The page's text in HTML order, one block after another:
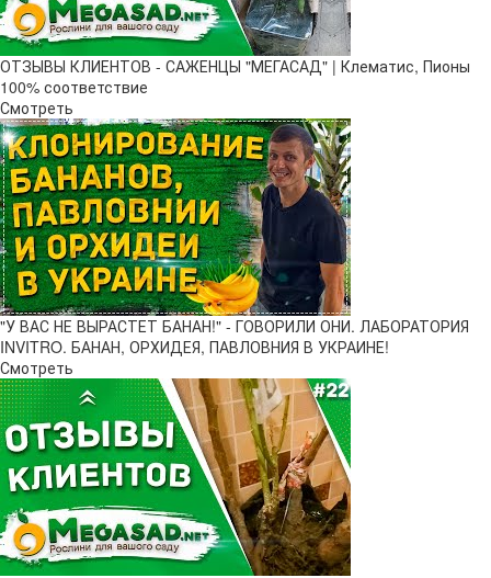
ОТЗЫВЫ КЛИЕНТОВ - САЖЕНЦЫ "МЕГАСАД" | Клематис, Пионы
100% соответствие
Смотреть
"У ВАС НЕ ВЫРАСТЕТ БАНАН!" - ГОВОРИЛИ ОНИ. ЛАБОРАТОРИЯ
INVITRO. БАНАН, ОРХИДЕЯ, ПАВЛОВНИЯ В УКРАИНЕ!
Смотреть